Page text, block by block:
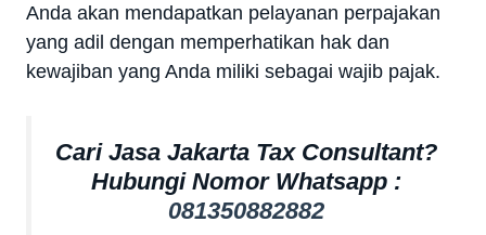
Anda akan mendapatkan pelayanan perpajakan
yang adil dengan memperhatikan hak dan
kewajiban yang Anda miliki sebagai wajib pajak.
Cari Jasa Jakarta Tax Consultant?
Hubungi Nomor Whatsapp :
081350882882